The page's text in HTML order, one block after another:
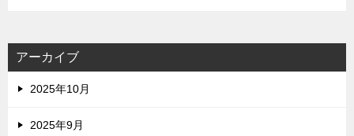
アーカイブ
2025年10月
2025年9月